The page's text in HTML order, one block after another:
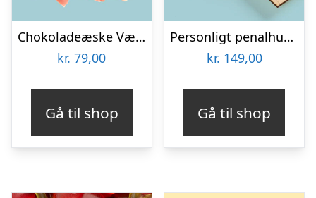
Chokoladeæske Værktøj
kr. 79,00
Gå til shop
Personligt penalhus med foto & tekst
kr. 149,00
Gå til shop